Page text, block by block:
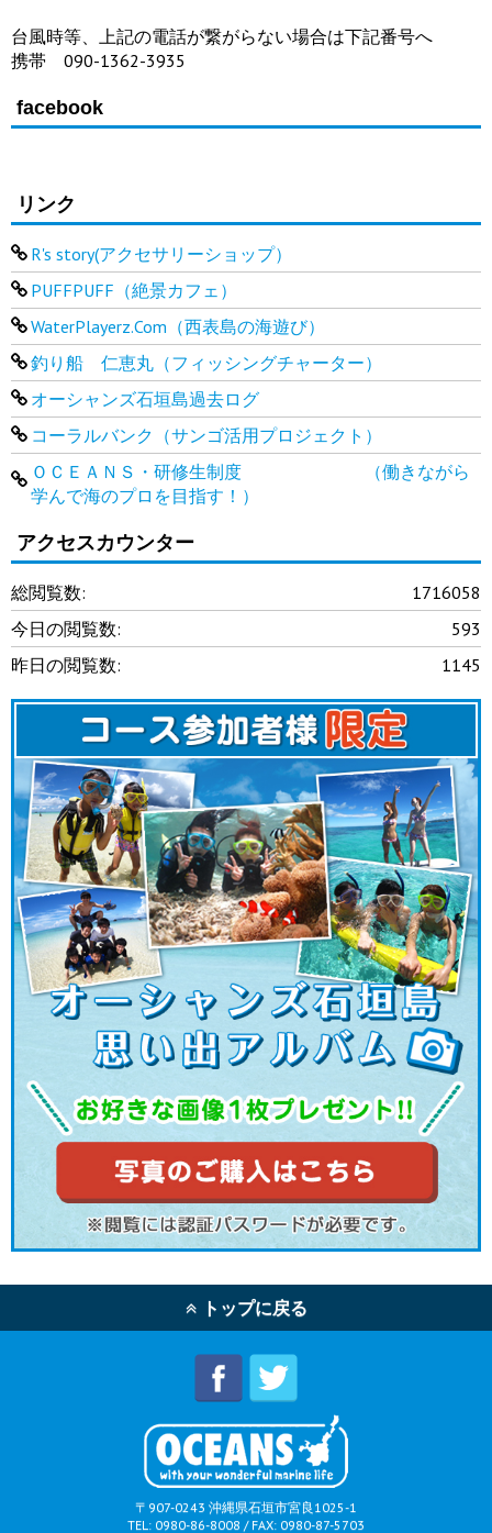
台風時等、上記の電話が繋がらない場合は下記番号へ
携帯 090-1362-3935
facebook
リンク
R's story(アクセサリーショップ）
PUFFPUFF（絶景カフェ）
WaterPlayerz.Com（西表島の海遊び）
釣り船 仁恵丸（フィッシングチャーター）
オーシャンズ石垣島過去ログ
コーラルバンク（サンゴ活用プロジェクト）
ＯＣＥＡＮＳ・研修生制度 （働きながら
学んで海のプロを目指す！）
アクセスカウンター
1716058
総閲覧数:
593
今日の閲覧数:
1145
昨日の閲覧数:
トップに戻る
〒907-0243 沖縄県石垣市宮良1025-1
TEL: 0980-86-8008 / FAX: 0980-87-5703